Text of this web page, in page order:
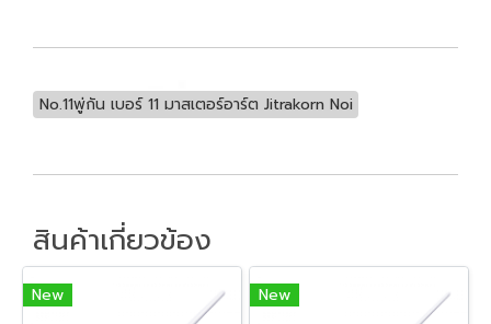
No.11พู่กัน เบอร์ 11 มาสเตอร์อาร์ต Jitrakorn Noi
สินค้าเกี่ยวข้อง
New New